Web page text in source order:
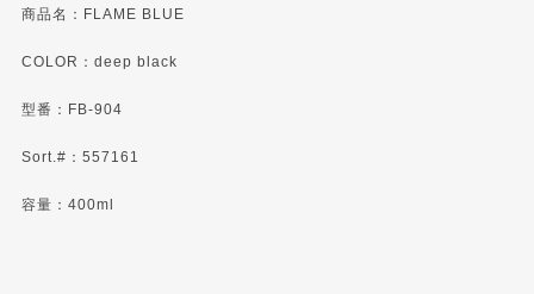
商品名：FLAME BLUE
COLOR：deep black
型番：FB-904
Sort.#：557161
容量：400ml